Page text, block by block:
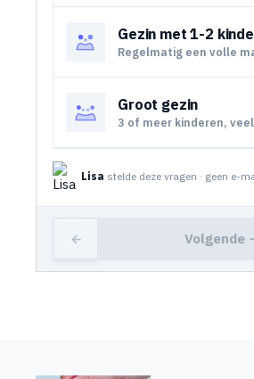
Gezin met 1-2
Regelmatig een volle
Groot gezin
3 of meer kinderen,
Lisa stelde deze vragen · geen e-
← Volgende